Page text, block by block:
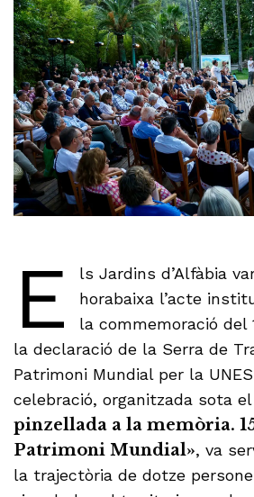
E
ls Jardins d’Alfàbia
horabaixa l’acte
la commemoració del
la declaració de la Serra de
Patrimoni Mundial per la
celebració, organitzada sota
pinzellada a la memòria.
Patrimoni Mundial», va
la trajectòria de dotze